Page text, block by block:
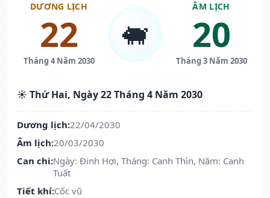
DƯƠNG LỊCH
22
Tháng 4 Năm 2030
🐖
ÂM LỊCH
20
Tháng 3 Năm 2030
☀️ Thứ Hai, Ngày 22 Tháng 4 Năm 2030
Dương lịch:22/04/2030
Âm lịch:20/03/2030
Can chi:Ngày: Đinh Hợi, Tháng: Canh Thìn, Năm: Canh
Tuất
Tiết khí:Cốc vũ